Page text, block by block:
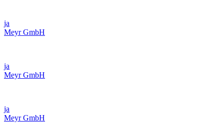
ja
Meyr GmbH
ja
Meyr GmbH
ja
Meyr GmbH